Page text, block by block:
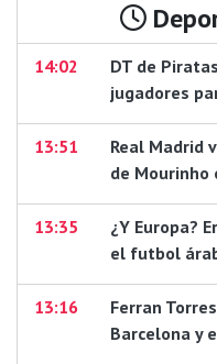
14:02
DT de
jugadores
13:51
Real Madrid
de
13:35
¿Y Europa?
el futbol
13:16
Ferran
Barcelona y